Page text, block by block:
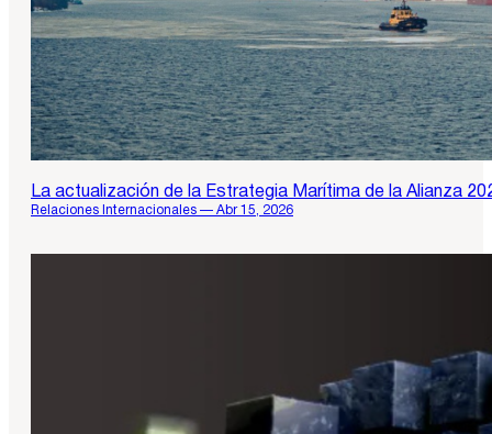
La actualización de la Estrategia Marítima de la Alianza
Relaciones Internacionales — Abr 15, 2026